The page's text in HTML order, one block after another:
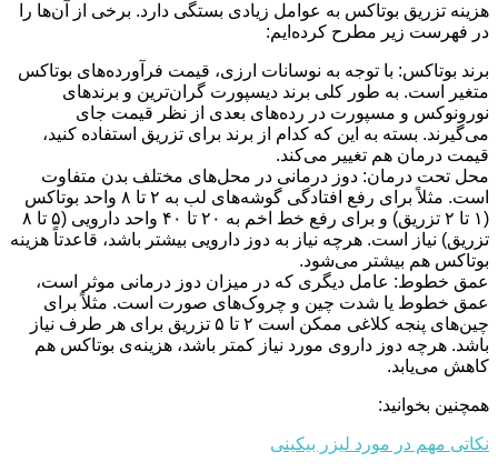
هزینه تزریق بوتاکس به عوامل زیادی بستگی دارد. برخی از آن‌ها را
در فهرست زیر مطرح کرده‌ایم:
برند بوتاکس: با توجه به نوسانات ارزی، قیمت فرآورده‌های بوتاکس
متغیر است. به طور کلی برند دیسپورت گران‌ترین و برندهای
نورونوکس و مسپورت در رده‌های بعدی از نظر قیمت جای
می‌گیرند. بسته به این که کدام از برند برای تزریق استفاده کنید،
قیمت درمان هم تغییر می‌کند.
محل تحت درمان: دوز درمانی در محل‌های مختلف بدن متفاوت
است. مثلاً برای رفع افتادگی گوشه‌های لب به ۲ تا ۸ واحد بوتاکس
(۱ تا ۲ تزریق) و برای رفع خط اخم به ۲۰ تا ۴۰ واحد دارویی (۵ تا ۸
تزریق) نیاز است. هرچه نیاز به دوز دارویی بیشتر باشد، قاعدتاً هزینه
بوتاکس هم بیشتر می‌شود.
عمق خطوط: عامل دیگری که در میزان دوز درمانی موثر است،
عمق خطوط یا شدت چین و چروک‌های صورت است. مثلاً برای
چین‌های پنجه کلاغی ممکن است ۲ تا ۵ تزریق برای هر طرف نیاز
باشد. هرچه دوز داروی مورد نیاز کمتر باشد، هزینه‌ی بوتاکس هم
کاهش می‌یابد.
همچنین بخوانید:
نکاتی مهم در مورد لیزر بیکینی